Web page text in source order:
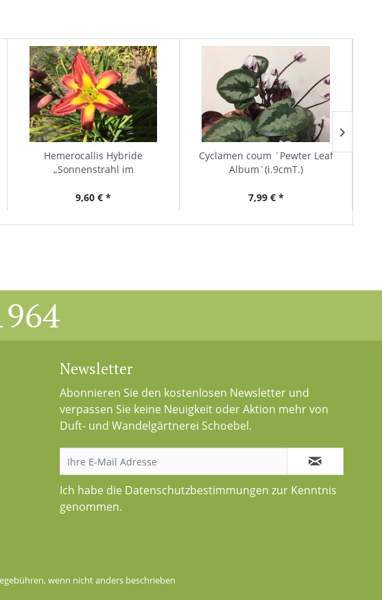
Hemerocallis Hybride
„Sonnenstrahl im
Taglilie
9,60 € *
Cyclamen coum ´Pewter Leaf
Album`(i.9cmT.)
7,99 € *
Newsletter
Abonnieren Sie den kostenlosen Newsletter und
verpassen Sie keine Neuigkeit oder Aktion mehr von
Duft- und Wandelgärtnerei Schoebel.
Ich habe die Datenschutzbestimmungen zur Kenntnis
genommen.
wenn nicht anders beschrieben